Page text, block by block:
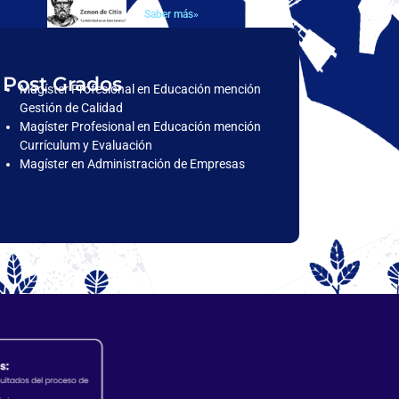
Saber más»
Post Grados
Magíster Profesional en Educación mención
Gestión de Calidad
Magíster Profesional en Educación mención
Currículum y Evaluación
Magíster en Administración de Empresas